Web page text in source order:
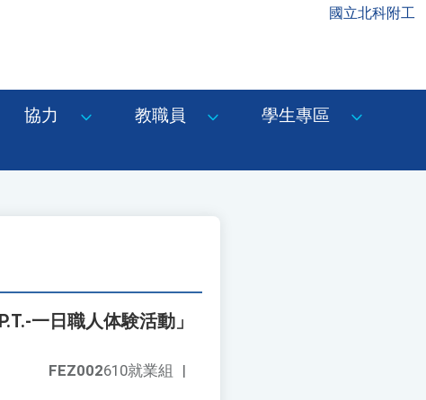
國立北科附工
協力 教職員
學生專區
一日職人体験活動」
FEZ002610就業組 |